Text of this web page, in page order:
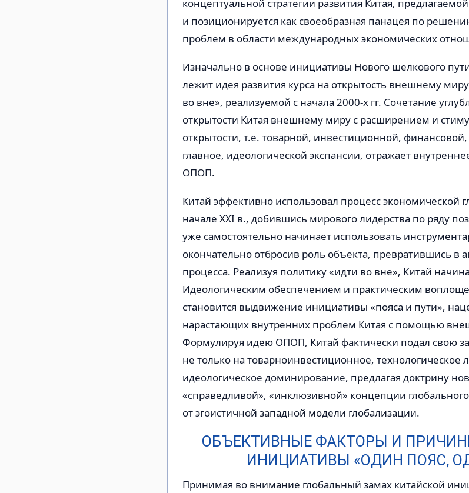
концептуальной стратегии развития Китая,
и позиционируется как своеобразная панацея по
проблем в области международных экономических
Изначально в основе инициативы Нового шелкового
лежит идея развития курса на открытость внешнему
во вне», реализуемой с начала 2000-х гг. Сочетание
открытости Китая внешнему миру с расширением и
открытости, т.е. товарной, инвестиционной,
главное, идеологической экспансии, отражает
ОПОП.
Китай эффективно использовал процесс экономической
начале XXI в., добившись мирового лидерства по ряду
уже самостоятельно начинает использовать
окончательно отбросив роль объекта, превратившись в
процесса. Реализуя политику «идти во вне», Китай
Идеологическим обеспечением и практическим
становится выдвижение инициативы «пояса и пути»,
нарастающих внутренних проблем Китая с помощью
Формулируя идею ОПОП, Китай фактически подал свою
не только на товарноинвестиционное, технологическое
идеологическое доминирование, предлагая доктрину
«справедливой», «инклюзивной» концепции
от эгоистичной западной модели глобализации.
ОБЪЕКТИВНЫЕ ФАКТОРЫ И
ИНИЦИАТИВЫ «ОДИН ПОЯС,
Принимая во внимание глобальный замах китайской